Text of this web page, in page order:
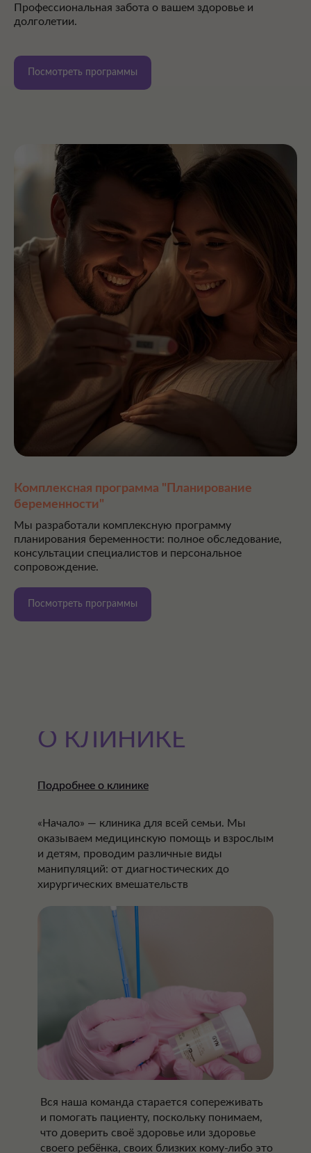
Профессиональная забота о вашем здоровье и
долголетии.
Посмотреть программы
Комплексная программа "Планирование
беременности"
Мы разработали комплексную программу
планирования беременности: полное обследование,
консультации специалистов и персональное
сопровождение.
Посмотреть программы
О КЛИНИКЕ
Подробнее о клинике
Подробнее о клинике
«Начало» — клиника для всей семьи. Мы
оказываем медицинскую помощь и взрослым
и детям, проводим различные виды
манипуляций: от диагностических до
хирургических вмешательств
Вся наша команда старается сопереживать
и помогать пациенту, поскольку понимаем,
что доверить своё здоровье или здоровье
своего ребёнка, своих близких кому‑либо это